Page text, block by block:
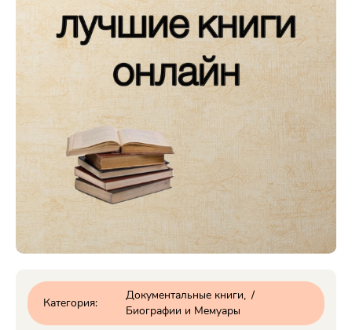
Категория:
Документальные книги /
Биографии и Мемуары